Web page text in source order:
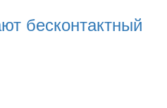
бесконтактный